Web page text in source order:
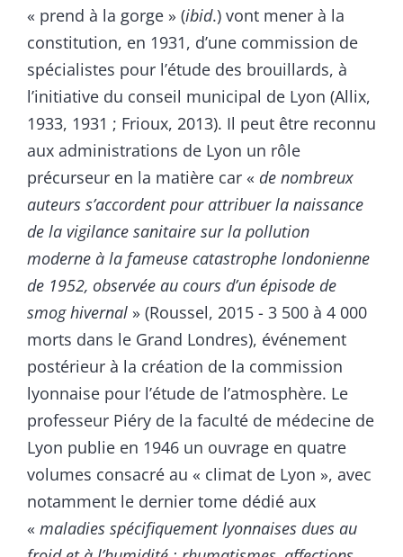
« prend à la gorge » (ibid.) vont mener à la
constitution, en 1931, d’une commission de
spécialistes pour l’étude des brouillards, à
l’initiative du conseil municipal de Lyon (Allix,
1933, 1931 ; Frioux, 2013). Il peut être reconnu
aux administrations de Lyon un rôle
précurseur en la matière car « de nombreux
auteurs s’accordent pour attribuer la naissance
de la vigilance sanitaire sur la pollution
moderne à la fameuse catastrophe londonienne
de 1952, observée au cours d’un épisode de
smog hivernal » (Roussel, 2015 - 3 500 à 4 000
morts dans le Grand Londres), événement
postérieur à la création de la commission
lyonnaise pour l’étude de l’atmosphère. Le
professeur Piéry de la faculté de médecine de
Lyon publie en 1946 un ouvrage en quatre
volumes consacré au « climat de Lyon », avec
notamment le dernier tome dédié aux
« maladies spécifiquement lyonnaises dues au